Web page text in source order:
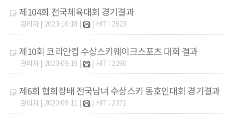
제104회 전국체육대회 경기결과
관리자 | 2023-10-18 | | HIT : 2623
제10회 코리안컵 수상스키웨이크스포츠 대회 결과
관리자 | 2023-09-19 | | HIT : 2290
제6회 협회장배 전국남녀 수상스키 동호인대회 경기결과
관리자 | 2023-09-11 | | HIT : 2371